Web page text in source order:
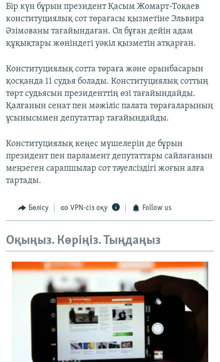
Бір күн бұрын президент Қасым Жомарт-Тоқаев
конституциялық сот төрағасы қызметіне Эльвира
Әзімованы тағайындаған. Ол бұған дейін адам
құқықтары жөніндегі уәкіл қызметін атқарған.
Конституциялық сотта төраға және орынбасарын
қосқанда 11 судья болады. Конституциялық соттың
төрт судьясын президенттің өзі тағайындайды.
Қалғанын сенат пен мәжіліс палата төрағаларының
ұсынысымен депутаттар тағайындайды.
Конституциялық кеңес мүшелерін де бұрын
президент пен парламент депутаттары сайлағанын
меңзеген сарапшылар сот тәуелсіздігі жоғын алға
тартады.
Бөлісу VPN-сіз оқу Follow us
Оқыңыз. Көріңіз. Тыңдаңыз